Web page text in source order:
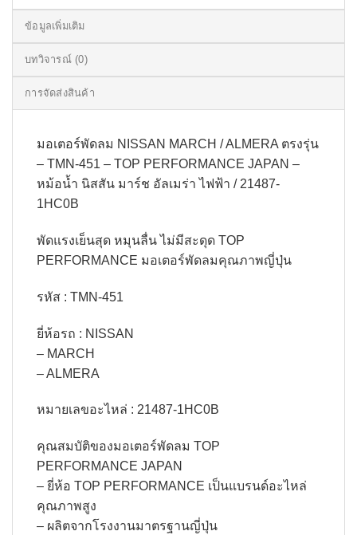
ข้อมูลเพิ่มเติม
บทวิจารณ์ (0)
การจัดส่งสินค้า
มอเตอร์พัดลม NISSAN MARCH / ALMERA ตรงรุ่น
– TMN-451 – TOP PERFORMANCE JAPAN –
หม้อน้ำ นิสสัน มาร์ช อัลเมร่า ไฟฟ้า / 21487-
1HC0B
พัดแรงเย็นสุด หมุนลื่น ไม่มีสะดุด TOP
PERFORMANCE มอเตอร์พัดลมคุณภาพญี่ปุ่น
รหัส : TMN-451
ยี่ห้อรถ : NISSAN
– MARCH
– ALMERA
หมายเลขอะไหล่ : 21487-1HC0B
คุณสมบัติของมอเตอร์พัดลม TOP
PERFORMANCE JAPAN
– ยี่ห้อ TOP PERFORMANCE เป็นแบรนด์อะไหล่
คุณภาพสูง
– ผลิตจากโรงงานมาตรฐานญี่ปุ่น